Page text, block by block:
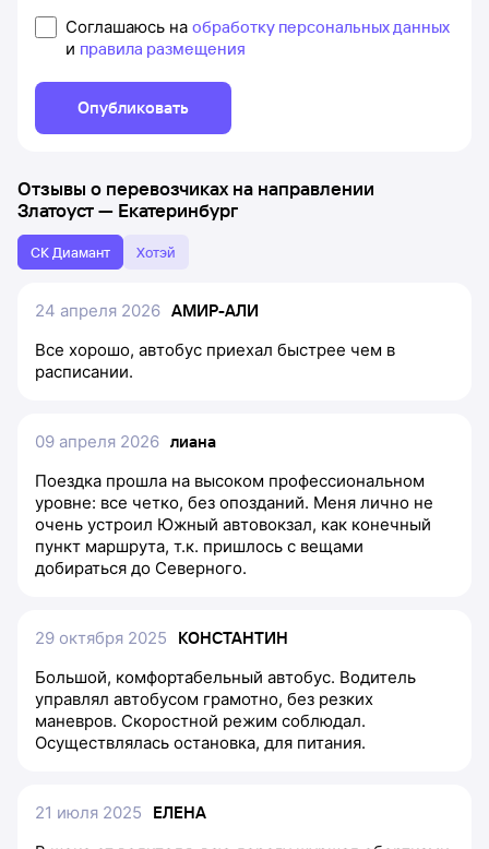
Соглашаюсь на обработку персональных данных
и правила размещения
Опубликовать
Отзывы о перевозчиках на направлении
Златоуст— Екатеринбург
СК Диамант Хотэй
24 апреля 2026 АМИР-АЛИ
Все хорошо, автобус приехал быстрее чем в
расписании.
09 апреля 2026 лиана
Поездка прошла на высоком профессиональном
уровне: все четко, без опозданий. Меня лично не
очень устроил Южный автовокзал, как конечный
пункт маршрута, т.к. пришлось с вещами
добираться до Северного.
29 октября 2025
КОНСТАНТИН
Большой, комфортабельный автобус. Водитель
управлял автобусом грамотно, без резких
маневров. Скоростной режим соблюдал.
Осуществлялась остановка, для питания.
21 июля 2025
ЕЛЕНА